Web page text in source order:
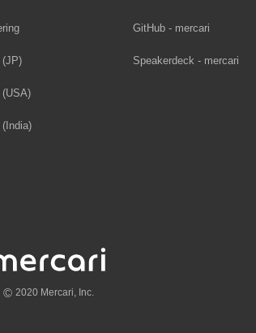
(JP)
(USA)
(India)
GitHub - mercari
Speakerdeck - mercari
© 2020 Mercari, Inc.